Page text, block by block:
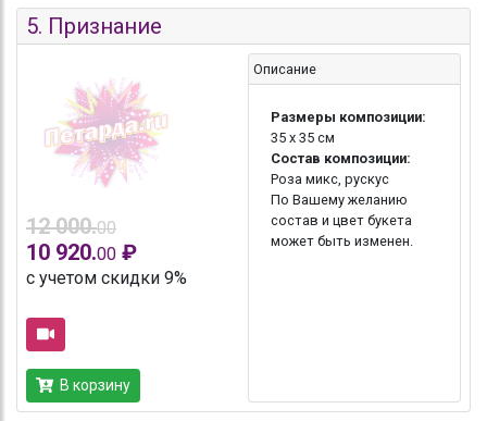
5. Признание
12 000.00
10 920.00 ₽
с учетом скидки 9%
В корзину
Описание
Размеры композиции:
35 x 35 см
Состав композиции:
Роза микс, рускус
По Вашему желанию
состав и цвет букета
может быть изменен.